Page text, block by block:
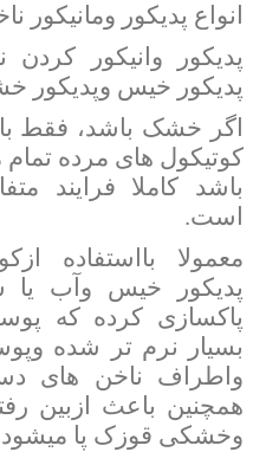
انواع پدیکور ومانیکور
پدیکور وانیکور
پدیکور خیس وپدیکور
اگر خشک باشد، فقط
کوتیکول های مرده
باشد کاملا فرایند
است.
معمولا بااستفاده
پدیکور خیس وآب یا
پاکسازی کرده که
بسیار نرم تر شده
واطراف ناخن های
همچنین باعث ازبین
وخشکی قوزک پا